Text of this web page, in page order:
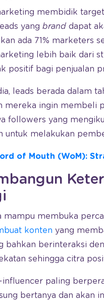
membidik
yang brand dapat
ada 71% marketers
lebih baik dari
positif bagi penjualan
leads berada dalam
mereka ingin membeli
followers yang
untuk melakukan
of Mouth (WoM):
mampu membuka
konten yang
bahkan berinteraksi
sehingga citra
influencer paling
bertanya dan akan